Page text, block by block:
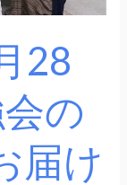
28
の
届け